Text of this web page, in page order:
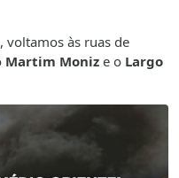
, voltamos às ruas de
Martim Moniz e o Largo